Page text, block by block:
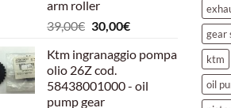
arm roller
39,00€ Il
originale
era:
39,00€.
30,00€Il
attuale
30,00€.
Ktm ingranaggio pompa
olio 26Z cod.
58438001000 - oil
pump gear
gear
ktm
oil